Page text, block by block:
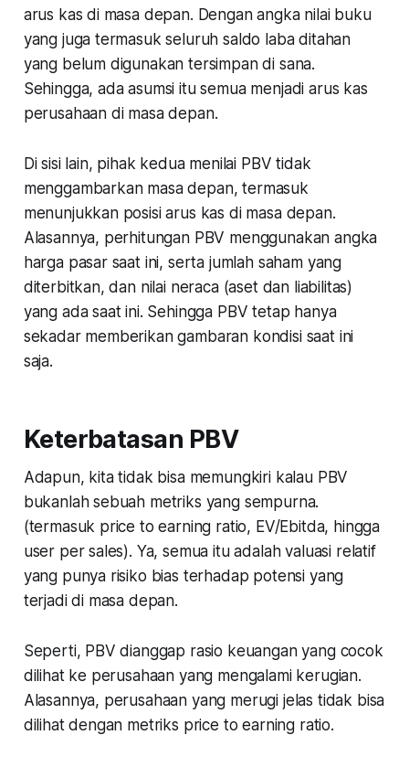
arus kas di masa depan. Dengan angka nilai buku
yang juga termasuk seluruh saldo laba ditahan
yang belum digunakan tersimpan di sana.
Sehingga, ada asumsi itu semua menjadi arus kas
perusahaan di masa depan.
Di sisi lain, pihak kedua menilai PBV tidak
menggambarkan masa depan, termasuk
menunjukkan posisi arus kas di masa depan.
Alasannya, perhitungan PBV menggunakan angka
harga pasar saat ini, serta jumlah saham yang
diterbitkan, dan nilai neraca (aset dan liabilitas)
yang ada saat ini. Sehingga PBV tetap hanya
sekadar memberikan gambaran kondisi saat ini
saja.
Keterbatasan PBV
Adapun, kita tidak bisa memungkiri kalau PBV
bukanlah sebuah metriks yang sempurna.
(termasuk price to earning ratio, EV/Ebitda, hingga
user per sales). Ya, semua itu adalah valuasi relatif
yang punya risiko bias terhadap potensi yang
terjadi di masa depan.
Seperti, PBV dianggap rasio keuangan yang cocok
dilihat ke perusahaan yang mengalami kerugian.
Alasannya, perusahaan yang merugi jelas tidak bisa
dilihat dengan metriks price to earning ratio.